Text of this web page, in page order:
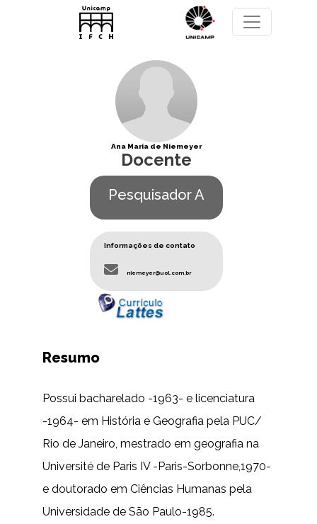
Pular para o conteúdo principal
Ana Maria de Niemeyer
Docente
Pesquisador A
Informações de contato
niemeyer@uol.com.br
Resumo
Possui bacharelado -1963- e licenciatura
-1964- em História e Geografia pela PUC/
Rio de Janeiro, mestrado em geografia na
Université de Paris IV -Paris-Sorbonne,1970-
e doutorado em Ciências Humanas pela
Universidade de São Paulo-1985.